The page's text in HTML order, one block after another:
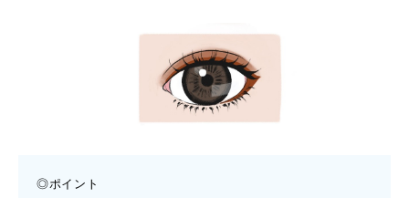
◎ポイント